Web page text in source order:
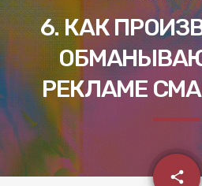
6. КАК
РЕКЛАМЕ
share
email